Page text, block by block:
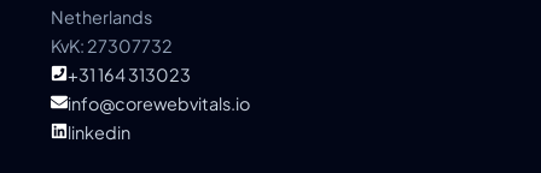
Netherlands
KvK: 27307732
+31 164 313023
info@corewebvitals.io
linkedin